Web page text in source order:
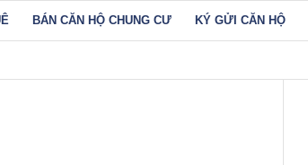
BÁN CĂN HỘ CHUNG CƯ KÝ GỬI CĂN HỘ